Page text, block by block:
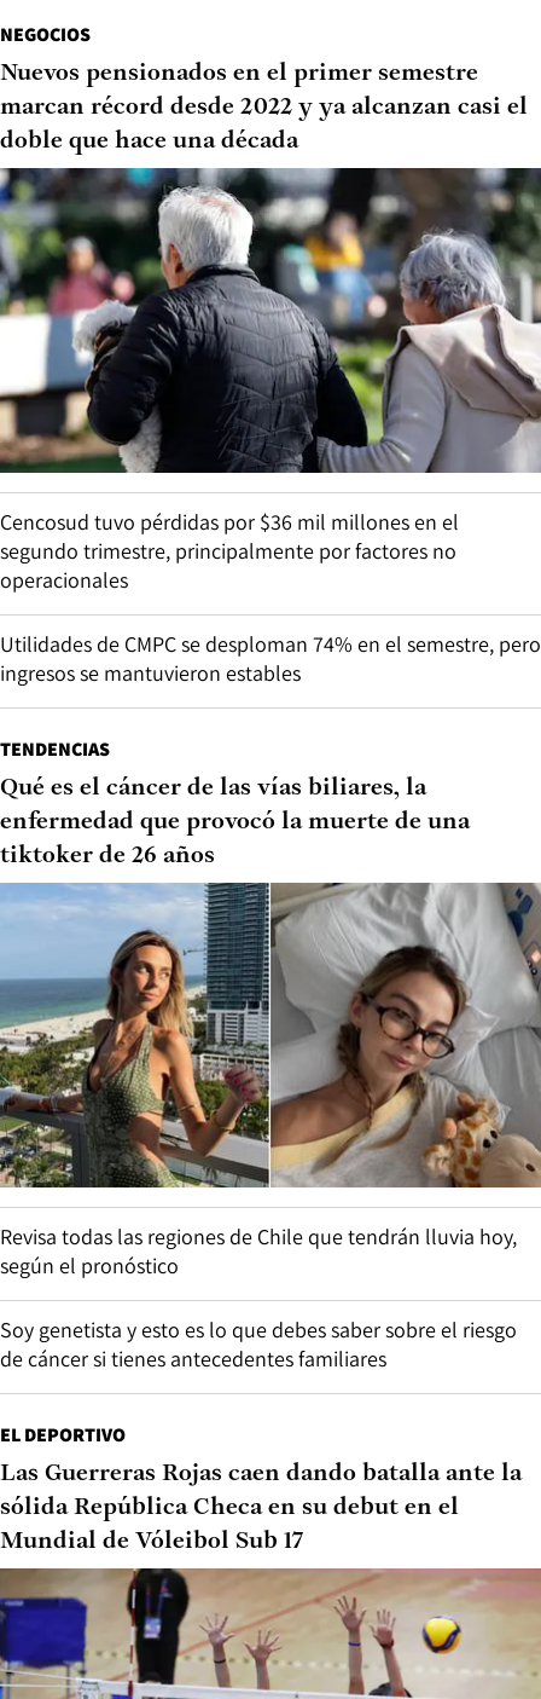
NEGOCIOS
Nuevos pensionados en el primer semestre
marcan récord desde 2022 y ya alcanzan casi el
doble que hace una década
Cencosud tuvo pérdidas por $36 mil millones en el
segundo trimestre, principalmente por factores no
operacionales
Utilidades de CMPC se desploman 74% en el semestre, pero
ingresos se mantuvieron estables
TENDENCIAS
Qué es el cáncer de las vías biliares, la
enfermedad que provocó la muerte de una
tiktoker de 26 años
Revisa todas las regiones de Chile que tendrán lluvia hoy,
según el pronóstico
Soy genetista y esto es lo que debes saber sobre el riesgo
de cáncer si tienes antecedentes familiares
EL DEPORTIVO
Las Guerreras Rojas caen dando batalla ante la
sólida República Checa en su debut en el
Mundial de Vóleibol Sub 17